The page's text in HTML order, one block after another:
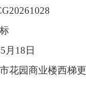
5 月 18 日
花园商业楼西梯